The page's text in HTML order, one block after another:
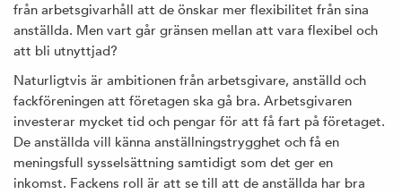
från arbetsgivarhåll att de önskar mer flexibilitet från sina
anställda. Men vart går gränsen mellan att vara flexibel och
att bli utnyttjad?
Naturligtvis är ambitionen från arbetsgivare, anställd och
fackföreningen att företagen ska gå bra. Arbetsgivaren
investerar mycket tid och pengar för att få fart på företaget.
De anställda vill känna anställningstrygghet och få en
meningsfull sysselsättning samtidigt som det ger en
inkomst. Fackens roll är att se till att de anställda har bra